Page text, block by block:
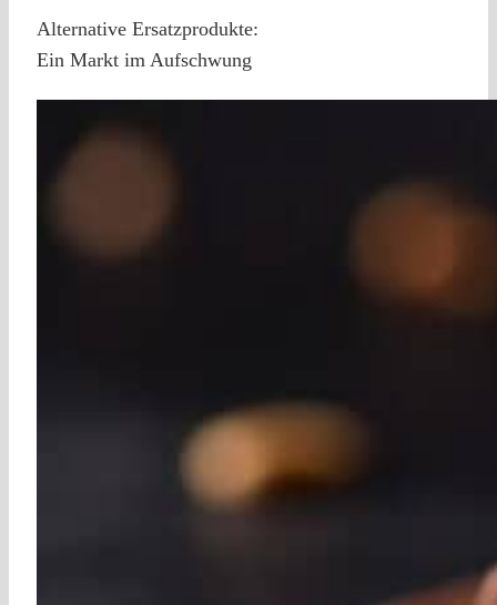
Alternative Ersatzprodukte:
Ein Markt im Aufschwung